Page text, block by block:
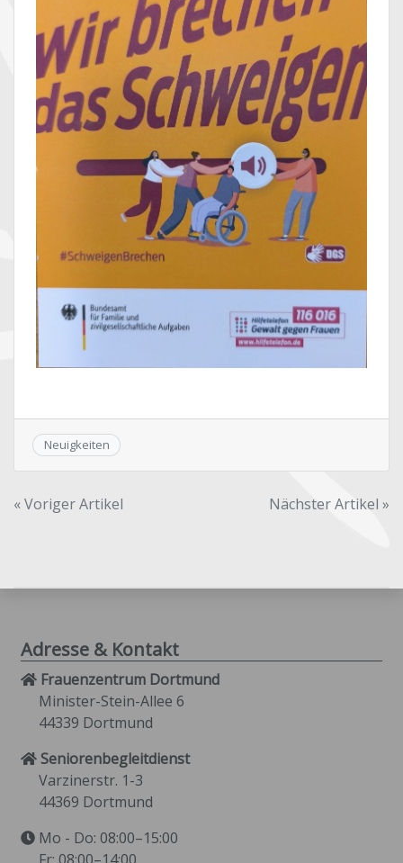
Neuigkeiten
Beitragsnavigation
« Voriger Artikel Nächster Artikel »
Adresse & Kontakt
Frauenzentrum Dortmund
Minister-Stein-Allee 6
44339 Dortmund
Seniorenbegleitdienst
Varzinerstr. 1-3
44369 Dortmund
Mo - Do: 08:00–15:00
Fr: 08:00–14:00